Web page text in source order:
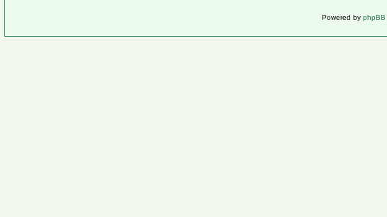
Powered by phpBB